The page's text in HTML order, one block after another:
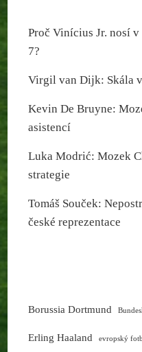
Proč Vinícius Jr. nosí
7?
Virgil van Dijk: Skála
Kevin De Bruyne:
asistencí
Luka Modrić: Mozek
strategie
Tomáš Souček:
české reprezentace
Borussia Dortmund
Erling Haaland evropský